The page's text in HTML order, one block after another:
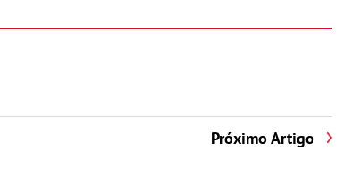
Próximo Artigo